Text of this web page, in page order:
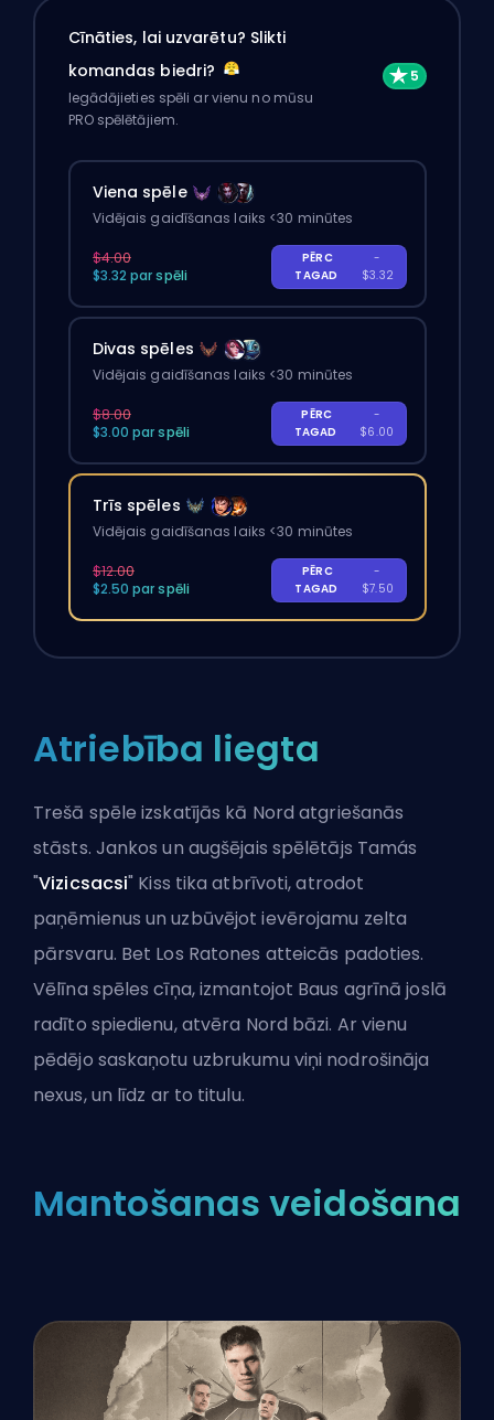
Cīnāties, lai uzvarētu? Slikti
komandas biedri?
Iegādājieties spēli ar vienu no mūsu
PRO spēlētājiem.
Viena spēle
Vidējais gaidīšanas laiks <30 minūtes
$4.00
$3.32 par spēli
PĒRC
TAGAD
-
$3.32
Divas spēles
Vidējais gaidīšanas laiks <30 minūtes
$8.00
$3.00 par spēli
PĒRC
TAGAD
-
$6.00
Trīs spēles
Vidējais gaidīšanas laiks <30 minūtes
$12.00
$2.50 par spēli
PĒRC
TAGAD
-
$7.50
Atriebība liegta
Trešā spēle izskatījās kā Nord atgriešanās
stāsts. Jankos un augšējais spēlētājs Tamás
"Vizicsacsi" Kiss tika atbrīvoti, atrodot
paņēmienus un uzbūvējot ievērojamu zelta
pārsvaru. Bet Los Ratones atteicās padoties.
Vēlīna spēles cīņa, izmantojot Baus agrīnā joslā
radīto spiedienu, atvēra Nord bāzi. Ar vienu
pēdējo saskaņotu uzbrukumu viņi nodrošināja
nexus, un līdz ar to titulu.
Mantošanas veidošana